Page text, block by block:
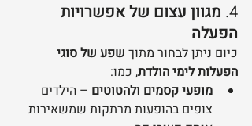
4. מגוון עצום של אפשרויות
הפעלה
כיום ניתן לבחור מתוך שפע של סוגי
הפעלות לימי הולדת, כמו:
מופעי קסמים ולהטוטים – הילדים
צופים בהופעות מרתקות שמשאירות